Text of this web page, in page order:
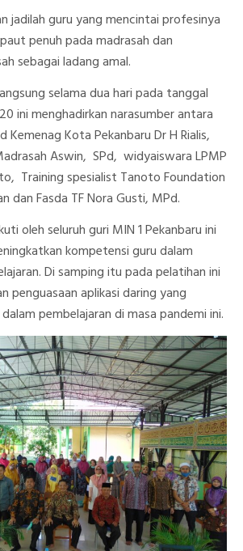
jadilah guru yang mencintai profesinya
penuh pada madrasah dan
sebagai ladang amal.
selama dua hari pada tanggal
ini menghadirkan narasumber antara
Kemenag Kota Pekanbaru Dr H Rialis,
Aswin, SPd, widyaiswara LPMP
Training spesialist Tanoto Foundation
dan Fasda TF Nora Gusti, MPd.
oleh seluruh guri MIN 1 Pekanbaru ini
kompetensi guru dalam
Di samping itu pada pelatihan ini
penguasaan aplikasi daring yang
pembelajaran di masa pandemi ini.